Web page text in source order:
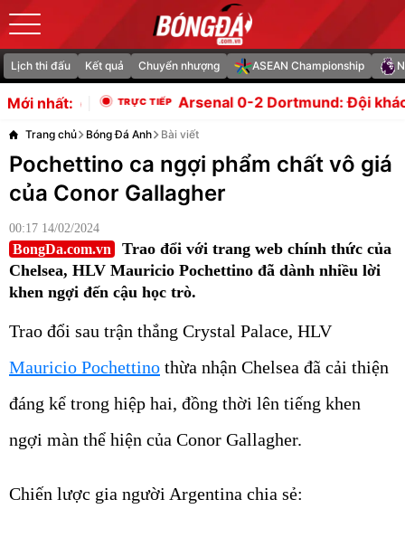
Lịch thi đấu Kết quả Chuyển nhượng ASEAN Championship
Mới nhất:0-2 Dortmund: Đội khách nhân đôi cách biệt Vì
Trang chủ Bóng Đá Anh Bài viết
Pochettino ca ngợi phẩm chất vô giá
của Conor Gallagher
00:17 14/02/2024
BongDa.com.vn
Trao đổi với trang web chính thức của
Chelsea, HLV Mauricio Pochettino đã dành nhiều lời
khen ngợi đến cậu học trò.
Trao đổi sau trận thắng Crystal Palace, HLV
Mauricio Pochettino thừa nhận Chelsea đã cải thiện
đáng kể trong hiệp hai, đồng thời lên tiếng khen
ngợi màn thể hiện của Conor Gallagher.
Chiến lược gia người Argentina chia sẻ: